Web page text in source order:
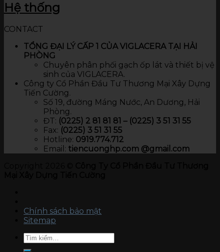
Hệ thống
CONTACT
TỔNG ĐẠI LÝ CẤP 1 CỦA VIGLACERA TẠI HẢI
PHÒNG
Chuyên phân phối gạch ốp lát và thiết bị vệ
sinh của VIGLACERA.
Công ty Cổ Phần Đầu Tư Thương Mại Xây Dựng
Tiến Cường.
Số 19, đường Máng Nước, An Dương, Hải
Phòng.
ĐT: (0225) 2 81 81 81 – (0225) 3 51 31 55
Fax: (0225) 3 51 31 55
Hotline: 0919.774.712​
Email: tiencuonghp.com @gmail.com
Chính sách bảo mật
Sitemap
Tìm